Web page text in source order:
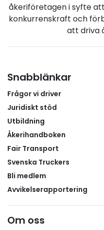
viktigaste delarna i
omsätta sina
företag får möjlighet att
verkligheten. Vi insåg
möjlighet att lära
redan under
erfarenhet i verkliga
får eleverna följa
arbetet och prova på
Det handlar bland
kundbemötande,
dokumentation i digitala system.
Transport. – Vi vill ge eleverna en så bred bild av
yrket som möjligt.
container- och
åkeriföretagen i syfte
konkurrenskraft och
att driva
Snabblänkar
Frågor vi driver
Juridiskt stöd
Utbildning
Åkerihandboken
Fair Transport
Svenska Truckers
Bli medlem
Avvikelserapportering
Om oss